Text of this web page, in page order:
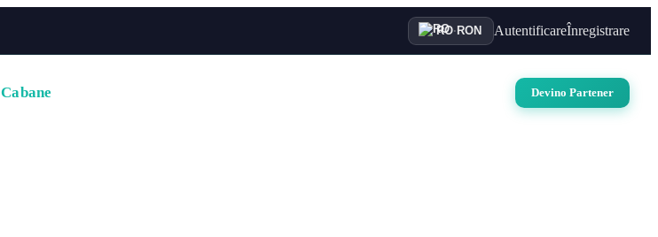
RO· RON AutentificareÎnregistrare
Cabane Devino Partener